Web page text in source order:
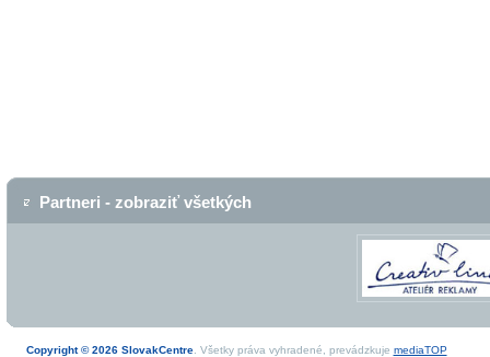
Partneri - zobraziť všetkých
Copyright © 2026 SlovakCentre. Všetky práva vyhradené, prevádzkuje mediaTOP